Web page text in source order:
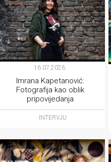
16.07.2026.
Imrana Kapetanović:
Fotografija kao oblik
pripovijedanja
INTERVJU